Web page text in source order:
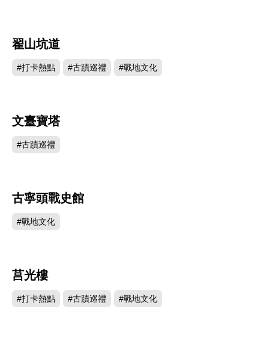
在觀光潮流的推波助瀾之下，結合了產業與文化，
具有鄉土風味的金門特產呈現在世人面前。最有名
還包括麵線、高粱醋、瓷器、陶製品…等。由於氣
候、土壤和水質等條件，使金門出產的花生，油脂
多、香味濃郁，經加工產製的金門貢糖，更是香酥
酒，香醇度更是他處所不及。此外，依古法研製的
麵線、芋頭、酸白菜等農產品、藥品類的一條根系
列產品、在地瓷土燒製的精美陶瓷，都遠近馳名。
發，如海鮮系列的蚵仔煎、蚵仔麵線、炒沙蟲，小
茶點系列的一口酥、寸棗糖，還有廣東粥、包餡燒
翟山坑道
#打卡熱點 #古蹟巡禮 #戰地文化
文臺寶塔
#古蹟巡禮
古寧頭戰史館
#戰地文化
莒光樓
#打卡熱點 #古蹟巡禮 #戰地文化